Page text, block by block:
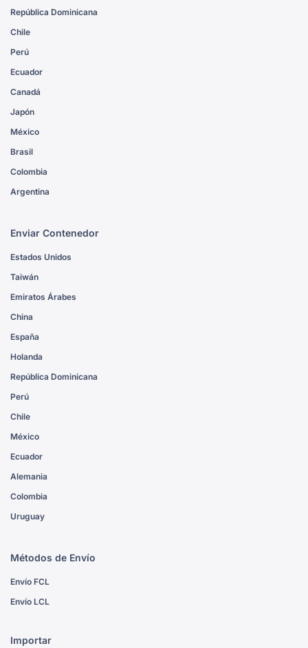
República Dominicana
Chile
Perú
Ecuador
Canadá
Japón
México
Brasil
Colombia
Argentina
Enviar Contenedor
Estados Unidos
Taiwán
Emiratos Árabes
China
España
Holanda
República Dominicana
Perú
Chile
México
Ecuador
Alemania
Colombia
Uruguay
Métodos de Envío
Envío FCL
Envío LCL
Importar